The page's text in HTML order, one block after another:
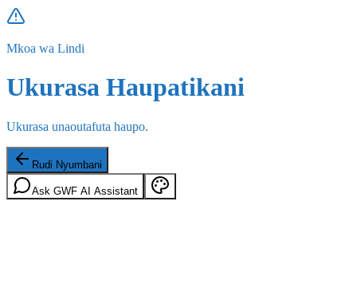
Mkoa wa Lindi
Ukurasa Haupatikani
Ukurasa unaoutafuta haupo.
Rudi Nyumbani
Ask GWF AI Assistant